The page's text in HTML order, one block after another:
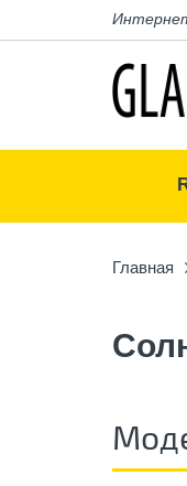
Главная